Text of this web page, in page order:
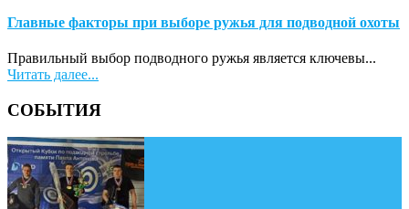
Главные факторы при выборе ружья для подводной охоты
Правильный выбор подводного ружья является ключевы...
Читать далее...
СОБЫТИЯ